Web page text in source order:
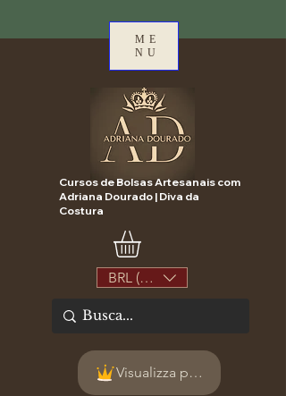
ME
NU
Cursos de Bolsas Artesanais com
Adriana Dourado | Diva da
Costura
BRL (R$)
Visualizza punti